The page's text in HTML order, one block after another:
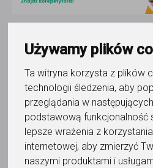
Używamy plików
Ta witryna korzysta z plików
technologii śledzenia, aby
przeglądania w
podstawową funkcjonalność
lepsze wrażenia z
internetowej, aby zmierzyć
naszymi produktami i
Do ulubionych
dr n. biol. Agata